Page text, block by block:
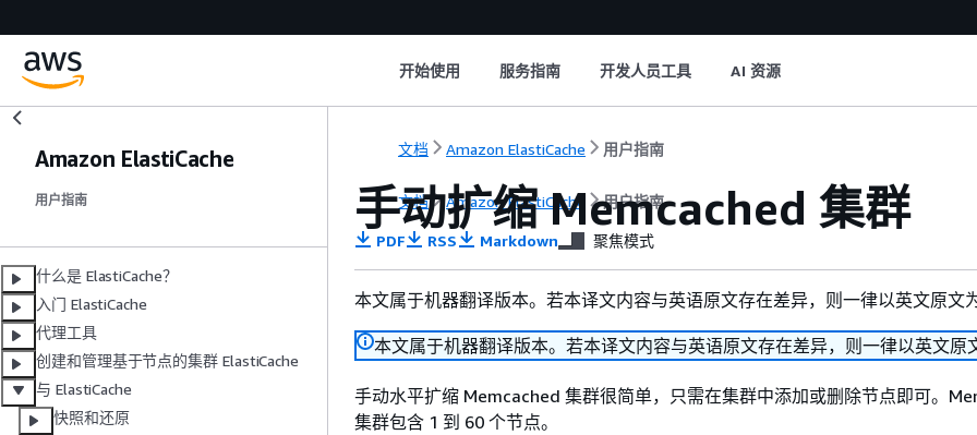
开始使用 服务指南 开发人员工具 AI 资源
Amazon ElastiCache
用户指南
什么是 ElastiCache？
入门 ElastiCache
代理工具
创建和管理基于节点的集群 ElastiCache
与 ElastiCache
快照和还原
文档 Amazon ElastiCache 用户指南
文档 Amazon ElastiCache 用户指南
手动扩缩 Memcached 集群
PDF RSS Markdown 聚焦模式
本文属于机器翻译版本。若本译文内容与英语原文存在差异，则一律以英文原文为
本文属于机器翻译版本。若本译文内容与英语原文存在差异，则一律以英文原
手动水平扩缩 Memcached 集群很简单，只需在集群中添加或删除节点即可。
集群包含 1 到 60 个节点。